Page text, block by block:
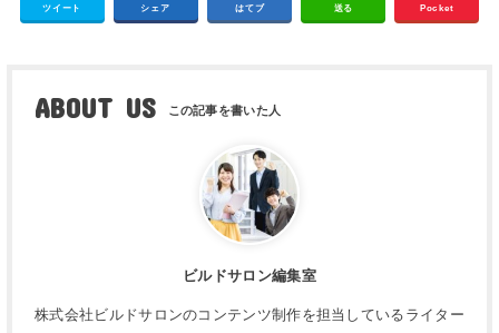
ツイート シェア はてブ 送る Pocket
ABOUT US
ビルドサロン編集室
株式会社ビルドサロンのコンテンツ制作を担当しているライター